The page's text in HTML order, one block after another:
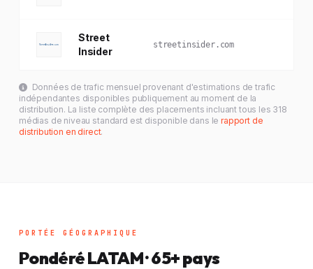
Street
Insider
streetinsider.com
Données de trafic mensuel provenant d'estimations de trafic
indépendantes disponibles publiquement au moment de la
distribution. La liste complète des placements incluant tous les 318
médias de niveau standard est disponible dans lerapport de
distribution en direct.
PORTÉE GÉOGRAPHIQUE
Pondéré LATAM · 65+ pays